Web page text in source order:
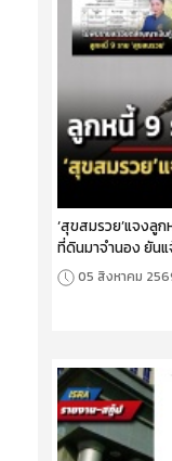
‘สุขสมรวย’แจงลูก
ที่ดินมาจำนอง ยัน
05 สิงหาคม